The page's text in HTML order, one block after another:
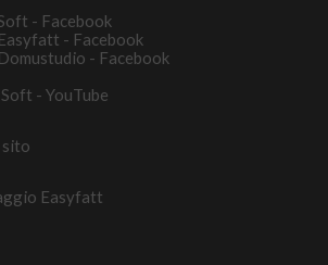
- Facebook
- Facebook
- Facebook
- YouTube
sito
Easyfatt